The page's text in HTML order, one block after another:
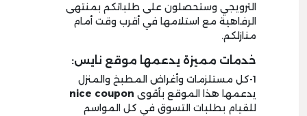
الترويجي وستحصلون على طلباتكم بمنتهى
الرفاهية مع استلامها في أقرب وقت أمام
منازلكم.
خدمات مميزة يدعمها موقع نايس:
1-كل مستلزمات وأغراض المطبخ والمنزل
يدعمها هذا الموقع بأقوى nice coupon
للقيام بطلبات التسوق في كل المواسم